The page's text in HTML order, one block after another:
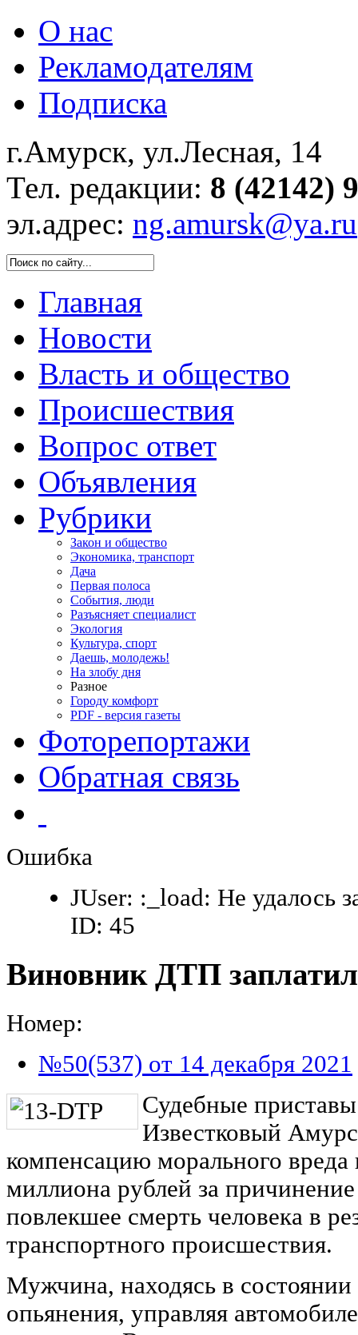
О нас
Рекламодателям
Подписка
г.Амурск, ул.Лесная, 14
Тел. редакции: 8 (42142)
эл.адрес: ng.amursk@ya.ru
Главная
Новости
Власть и общество
Происшествия
Вопрос ответ
Объявления
Рубрики
Закон и общество
Экономика, транспорт
Дача
Первая полоса
События, люди
Разъясняет специалист
Экология
Культура, спорт
Даешь, молодежь!
На злобу дня
Разное
Городу комфорт
PDF - версия газеты
Фоторепортажи
Обратная связь
Ошибка
JUser: :_load: Не удалось
ID: 45
Виновник ДТП
Номер:
№50(537) от 14 декабря 2021
Судебные
Известковый
компенсацию морального вреда
миллиона рублей за
повлекшее смерть человека в
транспортного происшествия.
Мужчина, находясь в состоянии
опьянения, управляя